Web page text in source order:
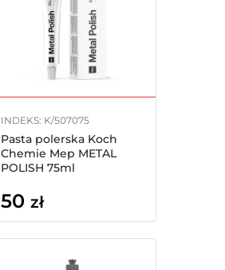
INDEKS: K/507075
Pasta polerska Koch
Chemie Mep METAL
POLISH 75ml
50 zł